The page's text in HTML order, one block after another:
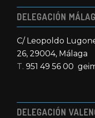
DELEGACIÓN
C/ Leopoldo
26, 29004, Málaga
T. 951 49 56 00
DELEGACIÓN